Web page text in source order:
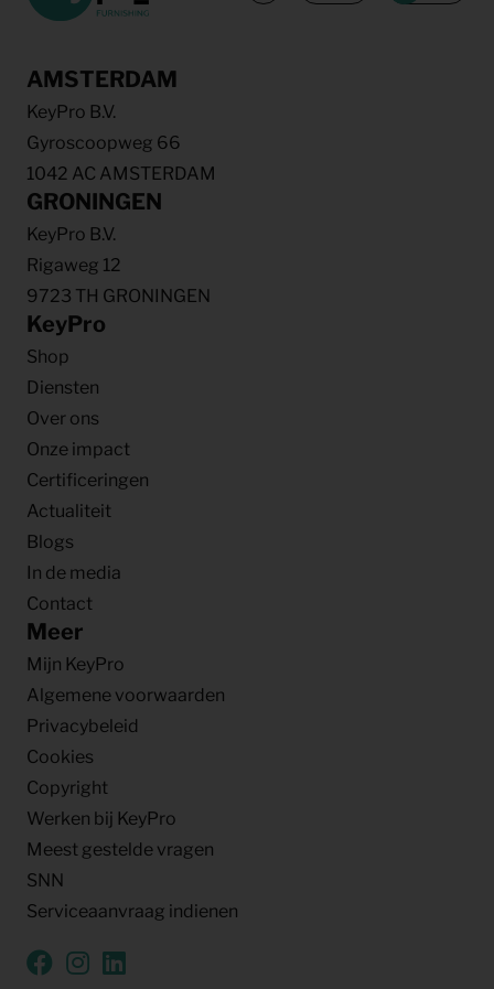
AMSTERDAM
KeyPro B.V.
Gyroscoopweg 66
1042 AC AMSTERDAM
GRONINGEN
KeyPro B.V.
Rigaweg 12
9723 TH GRONINGEN
KeyPro
Shop
Diensten
Over ons
Onze impact
Certificeringen
Actualiteit
Blogs
In de media
Contact
Meer
Mijn KeyPro
Algemene voorwaarden
Privacybeleid
Cookies
Copyright
Werken bij KeyPro
Meest gestelde vragen
SNN
Serviceaanvraag indienen